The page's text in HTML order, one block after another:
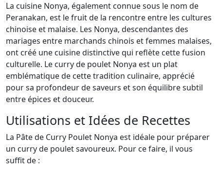
La cuisine Nonya, également connue sous le nom de
Peranakan, est le fruit de la rencontre entre les cultures
chinoise et malaise. Les Nonya, descendantes des
mariages entre marchands chinois et femmes malaises,
ont créé une cuisine distinctive qui reflète cette fusion
culturelle. Le curry de poulet Nonya est un plat
emblématique de cette tradition culinaire, apprécié
pour sa profondeur de saveurs et son équilibre subtil
entre épices et douceur.
Utilisations et Idées de Recettes
La Pâte de Curry Poulet Nonya est idéale pour préparer
un curry de poulet savoureux. Pour ce faire, il vous
suffit de :